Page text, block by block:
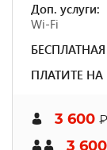
Доп. услуги:
Wi-Fi
БЕСПЛАТНАЯ
ПЛАТИТЕ НА
3 600 ₽
3 600